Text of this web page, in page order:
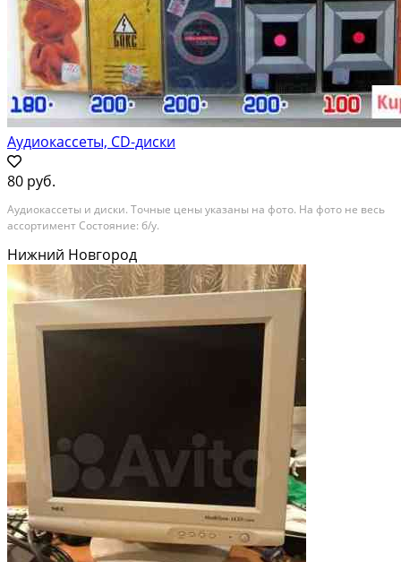
Аудиокассеты, CD-диски
80 руб.
Аудиокассеты и диски. Точные цены указаны на фото. На фото не весь
ассортимент Состояние: б/у.
Нижний Новгород